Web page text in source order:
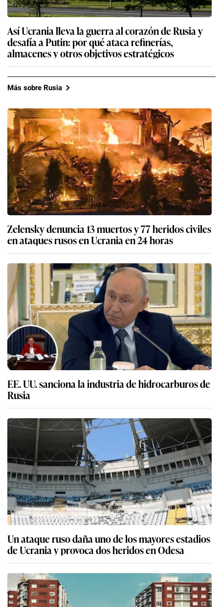
Así Ucrania lleva la guerra al corazón de Rusia y
desafía a Putin: por qué ataca refinerías,
almacenes y otros objetivos estratégicos
Más sobre Rusia
Zelensky denuncia 13 muertos y 77 heridos civiles
en ataques rusos en Ucrania en 24 horas
EE. UU. sanciona la industria de hidrocarburos de
Rusia
Un ataque ruso daña uno de los mayores estadios
de Ucrania y provoca dos heridos en Odesa